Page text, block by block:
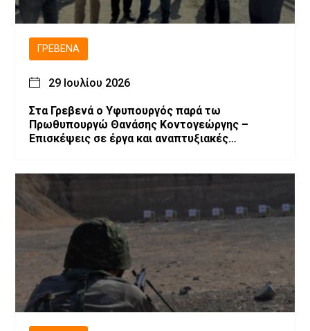
ΓΡΕΒΕΝΆ
29 Ιουλίου 2026
Στα Γρεβενά ο Υφυπουργός παρά τω
Πρωθυπουργώ Θανάσης Κοντογεώργης –
Επισκέψεις σε έργα και αναπτυξιακές